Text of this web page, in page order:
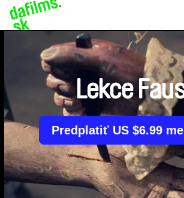
Lekce
Predplatiť US $6.99